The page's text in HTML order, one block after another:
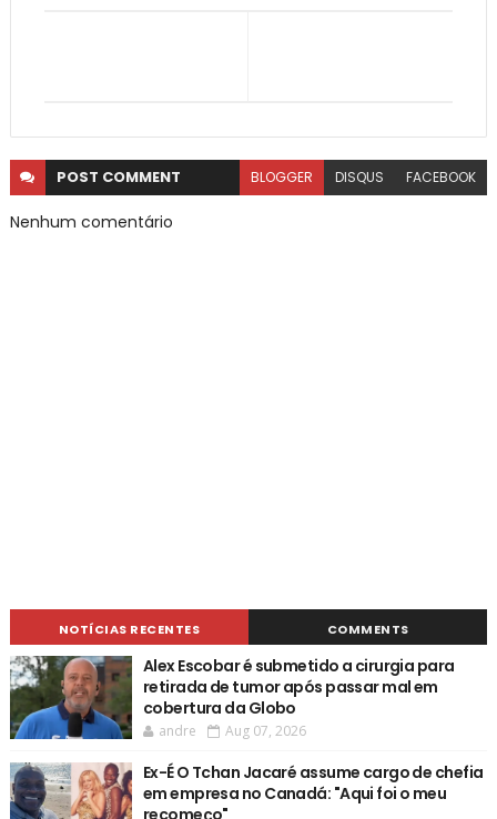
POST COMMENT BLOGGER DISQUS FACEBOOK
Nenhum comentário
NOTÍCIAS RECENTES COMMENTS
Alex Escobar é submetido a cirurgia para
retirada de tumor após passar mal em
cobertura da Globo
andre Aug 07, 2026
Ex-É O Tchan Jacaré assume cargo de chefia
em empresa no Canadá: "Aqui foi o meu